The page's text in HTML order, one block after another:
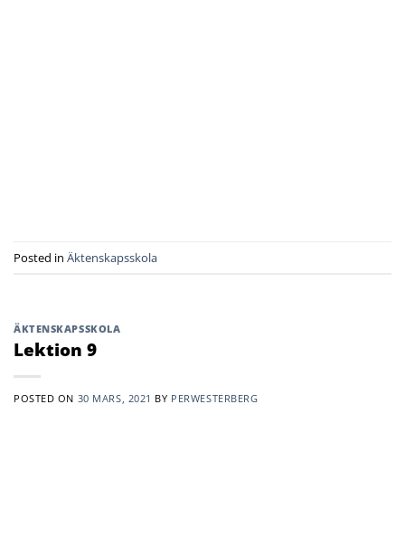
Posted in Äktenskapsskola
ÄKTENSKAPSSKOLA
Lektion 9
POSTED ON 30 MARS, 2021 BY PERWESTERBERG